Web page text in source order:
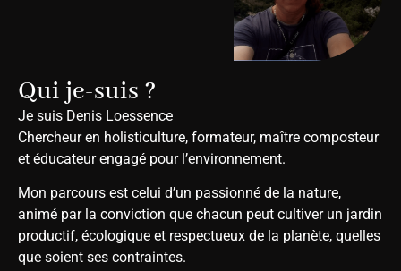
Qui je-suis ?
Je suis Denis Loessence
Chercheur en holisticulture, formateur, maître composteur
et éducateur engagé pour l’environnement.
Mon parcours est celui d’un passionné de la nature,
animé par la conviction que chacun peut cultiver un jardin
productif, écologique et respectueux de la planète, quelles
que soient ses contraintes.